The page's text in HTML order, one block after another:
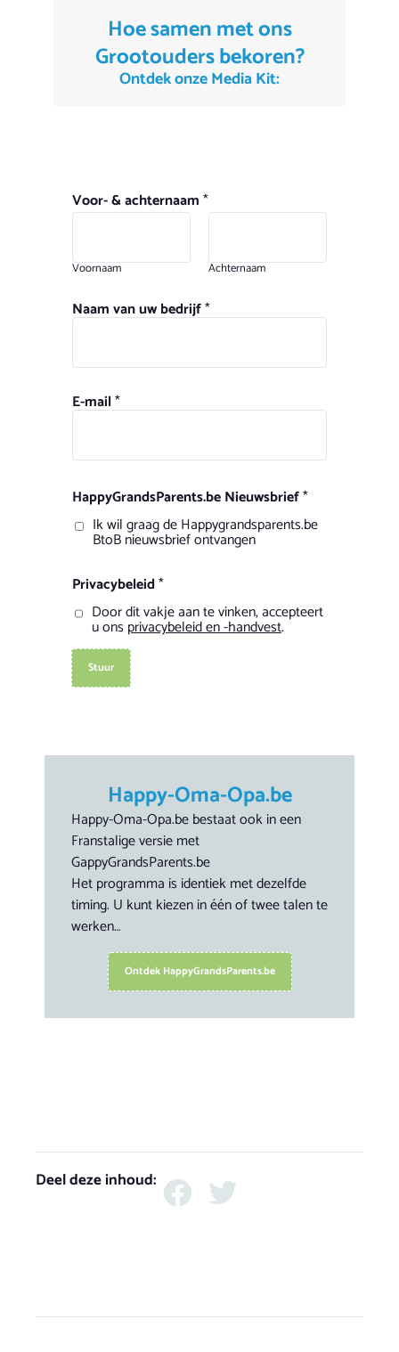
Hoe samen met ons
Grootouders bekoren?
Ontdek onze Media Kit:
Voor- & achternaam*
Voornaam Achternaam
Naam van uw bedrijf*
E-mail*
HappyGrandsParents.be Nieuwsbrief*
Ik wil graag de Happygrandsparents.be
BtoB nieuwsbrief ontvangen
Privacybeleid*
Door dit vakje aan te vinken, accepteert
u onsprivacybeleid en -handvest.
Stuur
Happy-Oma-Opa.be​
Happy-Oma-Opa.be bestaat ook in een
Franstalige versie met
GappyGrandsParents.be
Het programma is identiek met dezelfde
timing. U kunt kiezen in één of twee talen te
werken…
Ontdek HappyGrandsParents.be
Deel deze inhoud: